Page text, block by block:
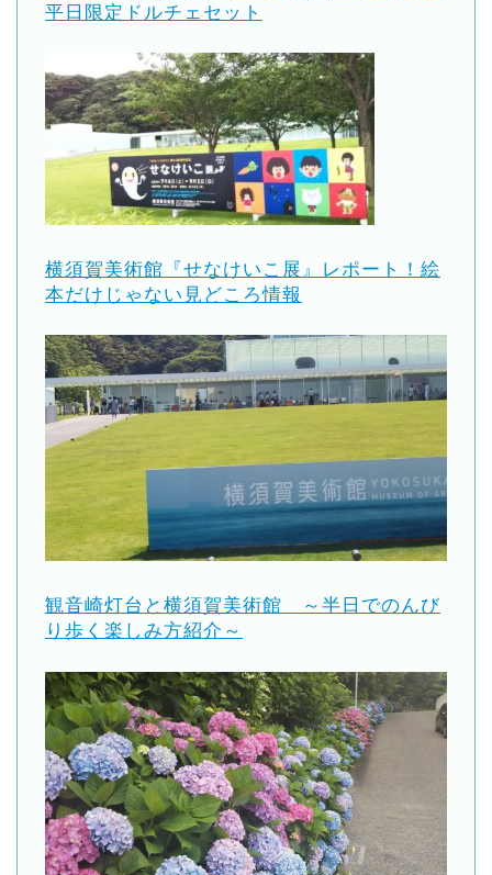
平日限定ドルチェセット
横須賀美術館『せなけいこ展』レポート！絵
本だけじゃない見どころ情報
観音崎灯台と横須賀美術館 ～半日でのんび
り歩く楽しみ方紹介～